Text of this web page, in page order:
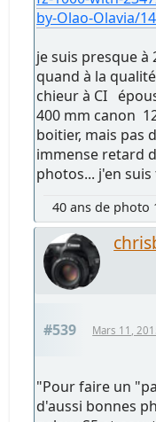
by-Olao-Olavia/
je suis presque à
quand à la
chieur à CI
400 mm canon
boitier, mais pas
immense retard
photos... j'en
40 ans de photo
#539 Mars 11,
"Pour faire un
d'aussi bonnes